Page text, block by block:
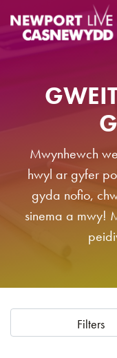
Mwynhewch
hwyl ar gyfer
gyda nofio,
sinema a mwy!
Filters